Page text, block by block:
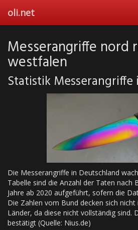
main
oli.net
Messerangriffe nord
westfalen
Statistik
Die Messerangriffe in Deutschland
Tabelle sind die Anzahl der Taten nach
Jahre ab 2020 aufgeführt, sofern die
Die Zahlen vom Bund decken sich
Länder, da diese nicht vollständig sind.
bestätigt (Quelle: Nius.de)